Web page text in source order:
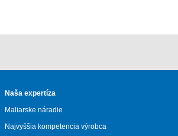
Naša expertíza
Maliarske náradie
Najvyššia kompetencia výrobca